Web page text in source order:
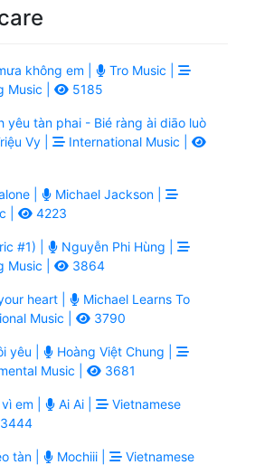
không em |
Tro Music |
Music |
5185
yêu tàn phai - Bié ràng ài diāo luò
Vy |
International Music |
|
Michael Jackson |
|
4223
#1) |
Nguyễn Phi Hùng |
Music |
3864
heart |
Michael Learns To
Music | 3790
yêu |
Hoàng Việt Chung |
Music |
3681
em | Ai Ai |
Vietnamese
3444
tàn | Mochiii |
Vietnamese